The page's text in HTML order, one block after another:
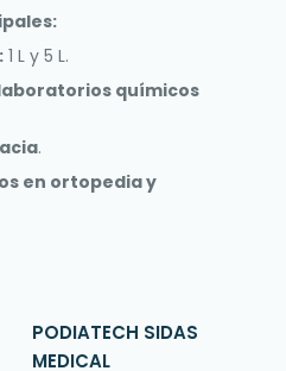
1 L y 5 L.
químicos
.
en ortopedia y
PODIATECH SIDAS
MEDICAL